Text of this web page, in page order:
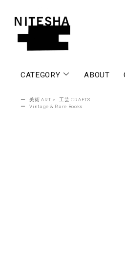
CATEGORY ABOUT
ー 美術 ART >
工芸 CRAFTS
ー
Vintage & Rare Books